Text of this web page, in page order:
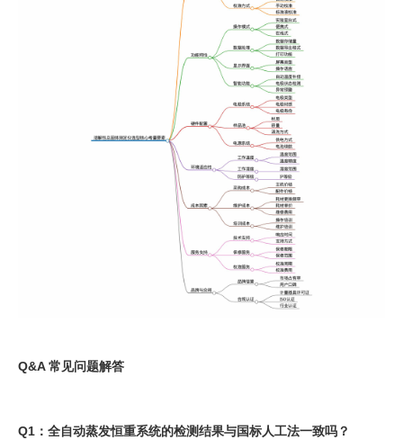
Q&A 常见问题解答
Q1：全自动蒸发恒重系统的检测结果与国标人工法一致吗？